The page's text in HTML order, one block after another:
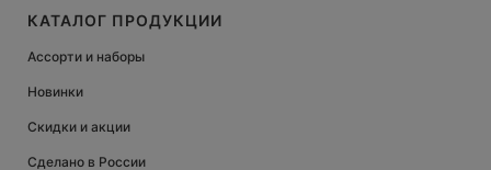
КАТАЛОГ ПРОДУКЦИИ
Ассорти и наборы
Новинки
Скидки и акции
Сделано в России